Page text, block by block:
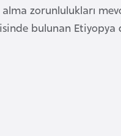
alma zorunlulukları
bulunan